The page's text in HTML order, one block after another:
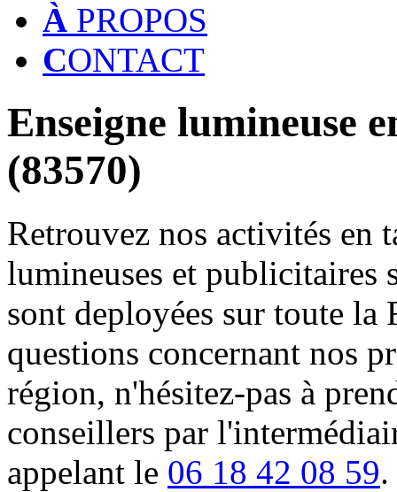
À PROPOS
CONTACT
Enseigne lumineuse
(83570)
Retrouvez nos activités en
lumineuses et publicitaires
sont deployées sur toute la
questions concernant nos
région, n'hésitez-pas à
conseillers par
appelant le 06 18 42 08 59.